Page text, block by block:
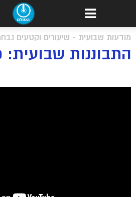
מודעות שבועית - שיעורים וקטעים
התבוננות